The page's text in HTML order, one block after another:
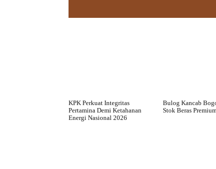
KPK Perkuat Integritas
Pertamina Demi Ketahanan
Energi Nasional 2026
Bulog Kancab
Stok Beras